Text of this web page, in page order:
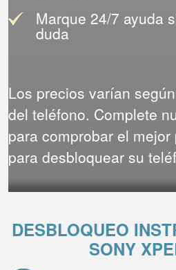
Marque 24/7 ayuda
duda
Los precios varían
del teléfono. Complete
para comprobar el
para desbloquear su
DESBLOQUEO
SONY